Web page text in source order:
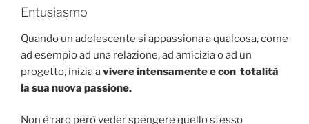
Entusiasmo
Quando un adolescente si appassiona a qualcosa, come
ad esempio ad una relazione, ad amicizia o ad un
progetto, inizia avivere intensamente e con totalità
la sua nuova passione.
Non è raro però veder spengere quello stesso